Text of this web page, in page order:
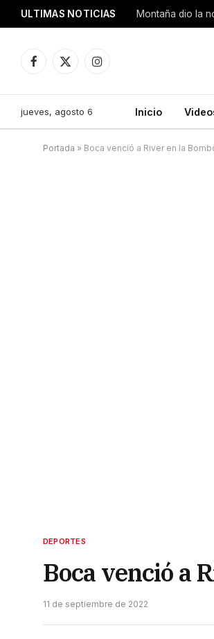
ULTIMAS NOTICIAS Montaña dio la
Facebook
X
Instagram
jueves, agosto 6 Inicio
Portada » Boca venció a River en la
DEPORTES
Boca venció a
11 de septiembre de 2022